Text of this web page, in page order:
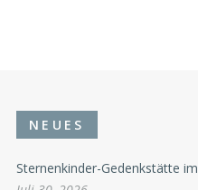
NEUES
Sternenkinder-Gedenkstätte